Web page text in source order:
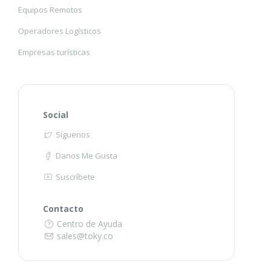
Equipos Remotos
Operadores Logísticos
Empresas turísticas
Social
Síguenos
Danos Me Gusta
Suscríbete
Contacto
Centro de Ayuda
sales@toky.co